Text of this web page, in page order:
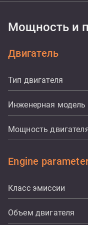
Мощность и
Двигатель
Тип двигателя
Инженерная модель
Мощность
Engine
Класс эмиссии
Объем двигателя